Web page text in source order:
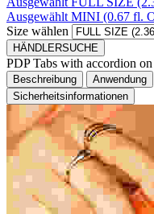
Ausgewählt MINI (0.67 fl.
Size wählen
HÄNDLERSUCHE
PDP Tabs with accordion
Beschreibung Anwendung
Sicherheitsinformationen